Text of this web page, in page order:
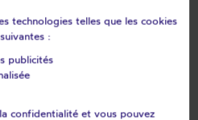
Le puiset-doré
Le thoureil
Le vieil-baugé
Les Garennes sur Loire
technologies telles que les cookies
:
publicités
confidentialité et vous pouvez